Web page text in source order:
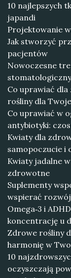
10 najlepszych
japandi
Projektowanie
Jak stworzyć
pacjentów
Nowoczesne
Co uprawiać
rośliny dla
Co uprawiać w
antybiotyki:
Kwiaty dla
samopoczucie i
Kwiaty jadalne
zdrowotne
Suplementy
wspierać
Omega‑3 i
koncentrację u
Zdrowe rośliny
harmonię w
10
oczyszczają